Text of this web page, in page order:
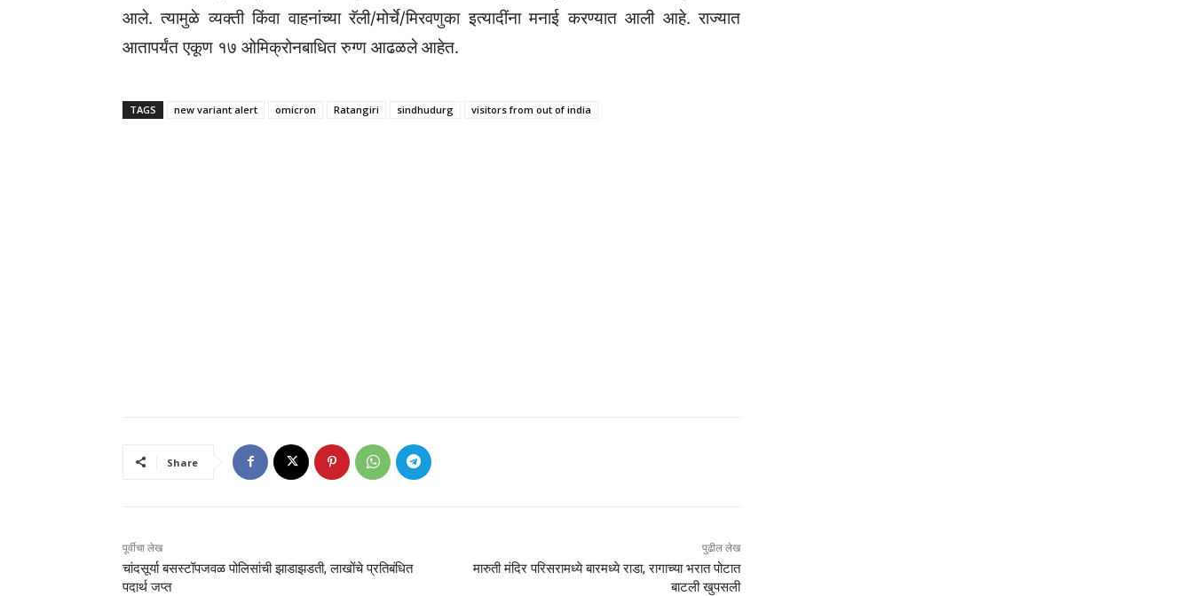
आले. त्यामुळे व्यक्ती किंवा वाहनांच्या रॅली/मोर्चे/मिरवणुका इत्यादींना मनाई करण्यात आली आहे. राज्यात
आतापर्यंत एकूण १७ ओमिक्रोनबाधित रुग्ण आढळले आहेत.
TAGS new variant alert omicron Ratangiri sindhudurg visitors from out of india
Share
पूर्वीचा लेख
चांदसूर्या बसस्टॉपजवळ पोलिसांची झाडाझडती, लाखोंचे प्रतिबंधित
पदार्थ जप्त
पुढील लेख
मारुती मंदिर परिसरामध्ये बारमध्ये राडा, रागाच्या भरात पोटात
बाटली खुपसली